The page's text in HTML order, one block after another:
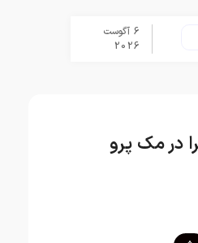
6 آگوست
2026
در مک پرو